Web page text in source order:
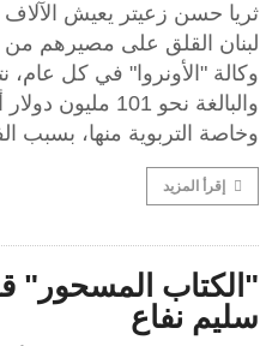
ثريا حسن زعيتر يعيش
لبنان القلق على مصيرهم
وكالة "الأونروا" في كل عام،
والبالغة نحو
وخاصة التربوية منها، بسبب
إقرأ المزيد
"الكتاب المسحور"
سليم نفاع